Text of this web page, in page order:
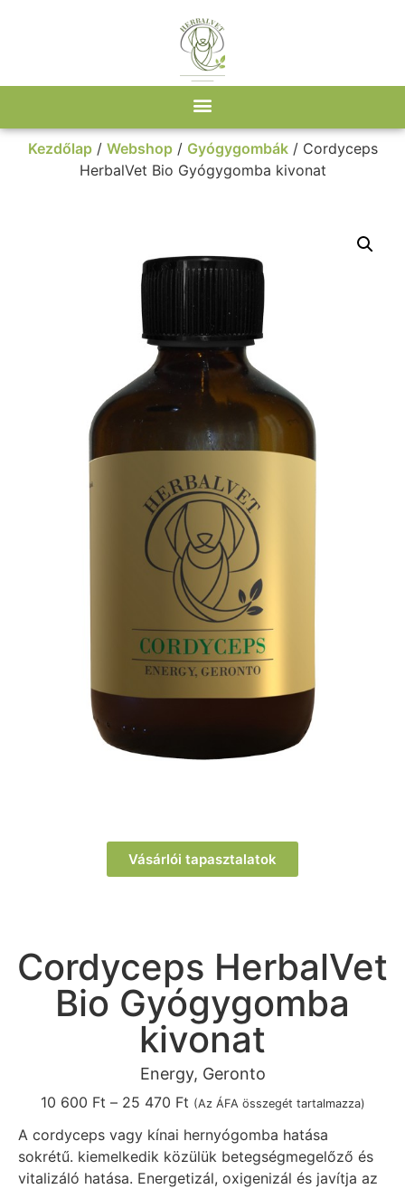
Kezdőlap/ Webshop/ Gyógygombák/ Cordyceps
HerbalVet Bio Gyógygomba kivonat
Vásárlói tapasztalatok
Cordyceps HerbalVet
Bio Gyógygomba
kivonat
Energy, Geronto
10 600 Ft – 25 470 Ft (Az ÁFA összegét tartalmazza)
A cordyceps vagy kínai hernyógomba hatása
sokrétű. kiemelkedik közülük betegségmegelőző és
vitalizáló hatása. Energetizál, oxigenizál és javítja az